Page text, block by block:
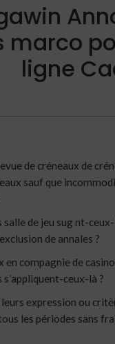
marco
ligne
de créneaux de
sauf que
salle de jeu sug nt-
de annales ?
en compagnie de
ceux-là ?
expression ou
les périodes sans